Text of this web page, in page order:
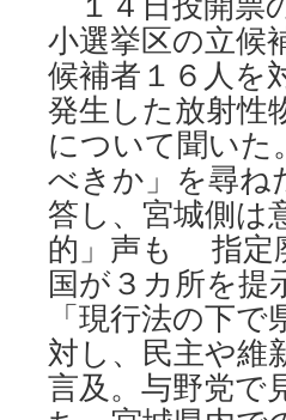
小選挙区の立候
候補者１６人を
発生した放射性
について聞いた
べきか」を尋ね
答し、宮城側は
的」声も 指定
国が３カ所を提
「現行法の下
対し、民主や維
言及。与野党